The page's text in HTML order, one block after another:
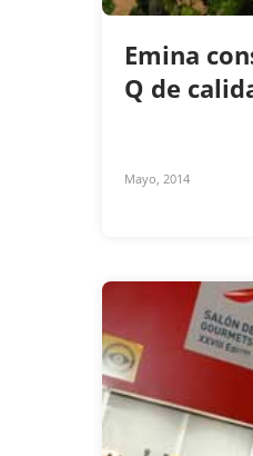
Emina
Q de
Mayo, 2014